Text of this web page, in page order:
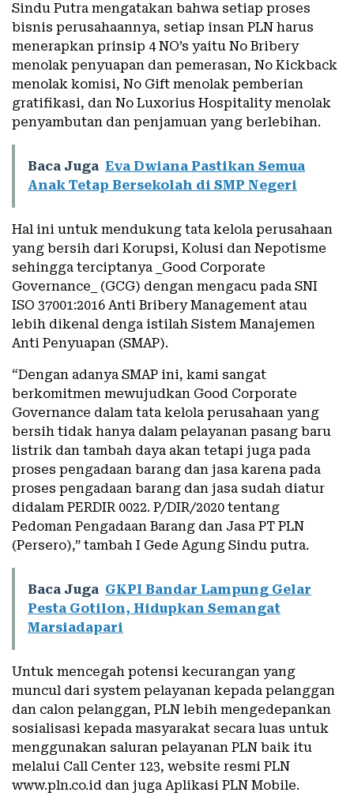
Sindu Putra mengatakan bahwa setiap proses
bisnis perusahaannya, setiap insan PLN harus
menerapkan prinsip 4 NO’s yaitu No Bribery
menolak penyuapan dan pemerasan, No Kickback
menolak komisi, No Gift menolak pemberian
gratifikasi, dan No Luxorius Hospitality menolak
penyambutan dan penjamuan yang berlebihan.
Baca Juga Eva Dwiana Pastikan Semua
Anak Tetap Bersekolah di SMP Negeri
Hal ini untuk mendukung tata kelola perusahaan
yang bersih dari Korupsi, Kolusi dan Nepotisme
sehingga terciptanya _Good Corporate
Governance_ (GCG) dengan mengacu pada SNI
ISO 37001:2016 Anti Bribery Management atau
lebih dikenal denga istilah Sistem Manajemen
Anti Penyuapan (SMAP).
“Dengan adanya SMAP ini, kami sangat
berkomitmen mewujudkan Good Corporate
Governance dalam tata kelola perusahaan yang
bersih tidak hanya dalam pelayanan pasang baru
listrik dan tambah daya akan tetapi juga pada
proses pengadaan barang dan jasa karena pada
proses pengadaan barang dan jasa sudah diatur
didalam PERDIR 0022. P/DIR/2020 tentang
Pedoman Pengadaan Barang dan Jasa PT PLN
(Persero),” tambah I Gede Agung Sindu putra.
Baca Juga GKPI Bandar Lampung Gelar
Pesta Gotilon, Hidupkan Semangat
Marsiadapari
Untuk mencegah potensi kecurangan yang
muncul dari system pelayanan kepada pelanggan
dan calon pelanggan, PLN lebih mengedepankan
sosialisasi kepada masyarakat secara luas untuk
menggunakan saluran pelayanan PLN baik itu
melalui Call Center 123, website resmi PLN
www.pln.co.id dan juga Aplikasi PLN Mobile.